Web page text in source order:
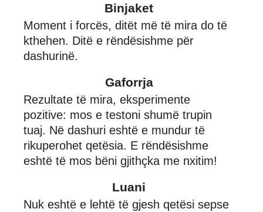
Binjaket
Moment i forcës, ditët më të mira do të
kthehen. Ditë e rëndësishme për
dashurinë.
Gaforrja
Rezultate të mira, eksperimente
pozitive: mos e testoni shumë trupin
tuaj. Në dashuri eshtë e mundur të
rikuperohet qetësia. E rëndësishme
eshtë të mos bëni gjithçka me nxitim!
Luani
Nuk eshtë e lehtë të gjesh qetësi sepse